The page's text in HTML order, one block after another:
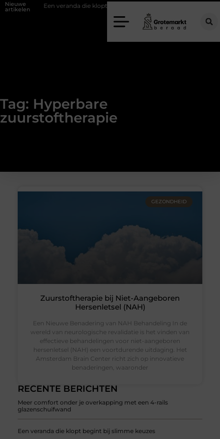
Nieuwe
artikelen Een veranda die klopt begint bij slimme keuzes
Tag: Hyperbare
zuurstoftherapie
RECENTE BERICHTEN
Meer comfort onder je overkapping met een 4-rails
glazenschuifwand
Een veranda die klopt begint bij slimme keuzes
GEZONDHEID
Zuurstoftherapie bij Niet-Aangeboren
Hersenletsel (NAH)
Een Nieuwe Benadering van NAH Behandeling In de
wereld van neurologische revalidatie is het vinden van
effectieve behandelingen voor niet-aangeboren
hersenletsel (NAH) een voortdurende uitdaging. Het
Amsterdam Brain Center richt zich op innovatieve
benaderingen, waaronder